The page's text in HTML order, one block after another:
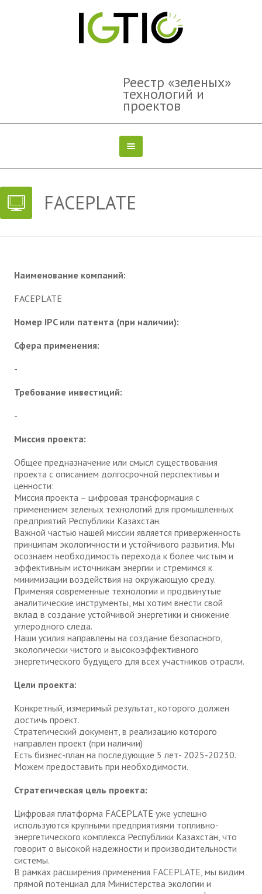
Реестр «зеленых»
технологий и
проектов
FACEPLATE
Наименование компаний:
FACEPLATE
Номер IPC или патента (при наличии):
Сфера применения:
-
Требование инвестиций:
-
Миссия проекта:
Общее предназначение или смысл существования
проекта с описанием долгосрочной перспективы и
ценности:
Миссия проекта – цифровая трансформация с
применением зеленых технологий для промышленных
предприятий Республики Казахстан.
Важной частью нашей миссии является приверженность
принципам экологичности и устойчивого развития. Мы
осознаем необходимость перехода к более чистым и
эффективным источникам энергии и стремимся к
минимизации воздействия на окружающую среду.
Применяя современные технологии и продвинутые
аналитические инструменты, мы хотим внести свой
вклад в создание устойчивой энергетики и снижение
углеродного следа.
Наши усилия направлены на создание безопасного,
экологически чистого и высокоэффективного
энергетического будущего для всех участников отрасли.
Цели проекта:
Конкретный, измеримый результат, которого должен
достичь проект.
Стратегический документ, в реализацию которого
направлен проект (при наличии)
Есть бизнес-план на последующие 5 лет- 2025-20230.
Можем предоставить при необходимости.
Стратегическая цель проекта:
Цифровая платформа FACEPLATE уже успешно
используются крупными предприятиями топливно-
энергетического комплекса Республики Казахстан, что
говорит о высокой надежности и производительности
системы.
В рамках расширения применения FACEPLATE, мы видим
прямой потенциал для Министерства экологии и